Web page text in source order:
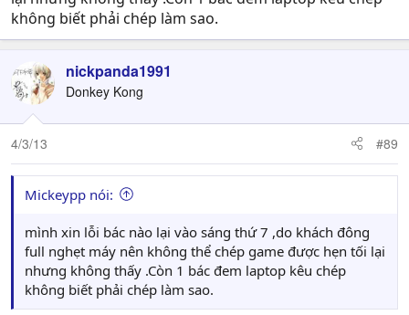
không biết phải chép làm sao.
nickpanda1991
Donkey Kong
4/3/13 #89
Mickeypp nói:
mình xin lỗi bác nào lại vào sáng thứ 7 ,do khách đông
full nghẹt máy nên không thể chép game được hẹn tối lại
nhưng không thấy .Còn 1 bác đem laptop kêu chép
không biết phải chép làm sao.